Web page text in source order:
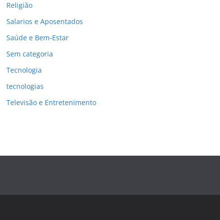
Religião
Salarios e Aposentados
Saúde e Bem-Estar
Sem categoria
Tecnologia
tecnologias
Televisão e Entretenimento